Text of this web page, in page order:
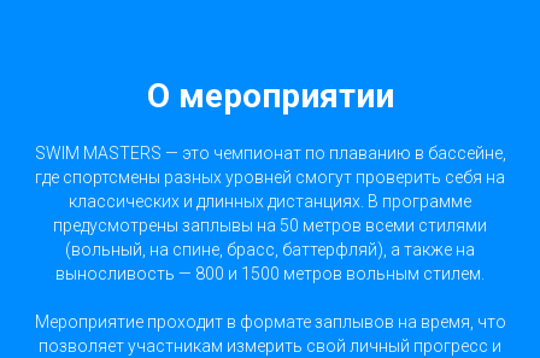
О мероприятии
SWIM MASTERS — это чемпионат по плаванию в бассейне,
где спортсмены разных уровней смогут проверить себя на
классических и длинных дистанциях. В программе
предусмотрены заплывы на 50 метров всеми стилями
(вольный, на спине, брасс, баттерфляй), а также на
выносливость — 800 и 1500 метров вольным стилем.
Мероприятие проходит в формате заплывов на время, что
позволяет участникам измерить свой личный прогресс и